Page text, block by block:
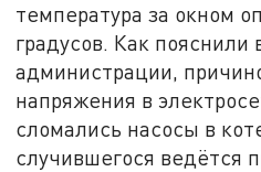
температура за окном
градусов. Как пояснили
администрации,
напряжения в
сломались насосы в
случившегося ведётся